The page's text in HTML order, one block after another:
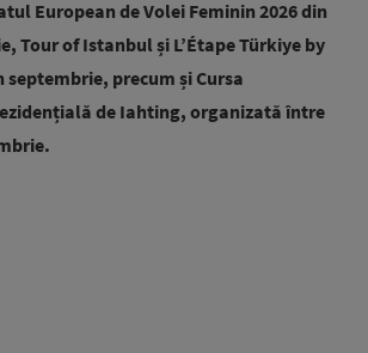
European de Volei Feminin 2026 din
Tour of Istanbul și L’Étape Türkiye by
septembrie, precum și Cursa
de Iahting, organizată între